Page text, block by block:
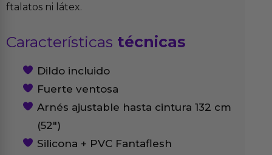
ftalatos ni látex.
Características técnicas
Dildo incluido
Fuerte ventosa
Arnés ajustable hasta cintura 132 cm
(52″)
Silicona + PVC Fantaflesh